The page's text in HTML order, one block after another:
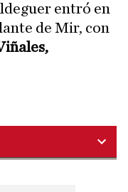
entró en
de Mir, con